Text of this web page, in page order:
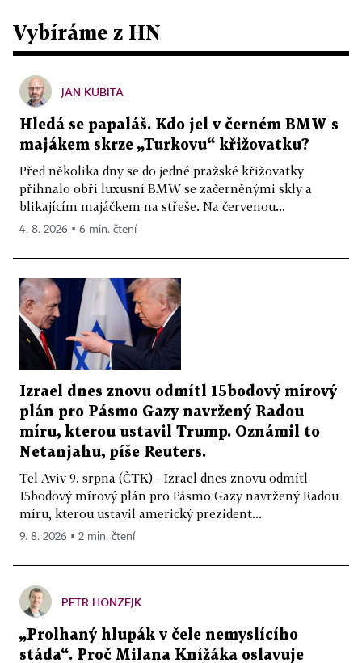
Vybíráme z HN
JAN KUBITA
Hledá se papaláš. Kdo jel v černém BMW s
majákem skrze „Turkovu“ křižovatku?
Před několika dny se do jedné pražské křižovatky
přihnalo obří luxusní BMW se začerněnými skly a
blikajícím majáčkem na střeše. Na červenou...
4. 8. 2026 ▪ 6 min. čtení
Izrael dnes znovu odmítl 15bodový mírový
plán pro Pásmo Gazy navržený Radou
míru, kterou ustavil Trump. Oznámil to
Netanjahu, píše Reuters.
Tel Aviv 9. srpna (ČTK) - Izrael dnes znovu odmítl
15bodový mírový plán pro Pásmo Gazy navržený Radou
míru, kterou ustavil americký prezident...
9. 8. 2026 ▪ 2 min. čtení
PETR HONZEJK
„Prolhaný hlupák v čele nemyslícího
stáda“. Proč Milana Knížáka oslavuje